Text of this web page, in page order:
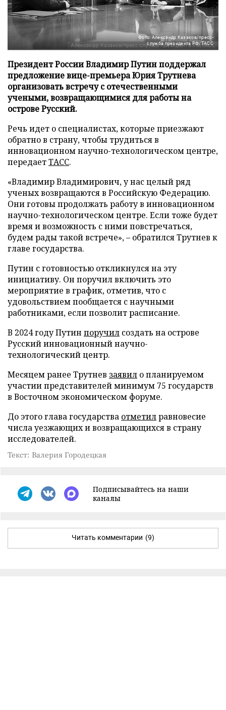
Фото: Александр Казаков/пресс-
служба президента РФ/ТАСС
Президент России Владимир Путин поддержал
предложение вице-премьера Юрия Трутнева
организовать встречу с отечественными
учеными, возвращающимися для работы на
острове Русский.
Речь идет о специалистах, которые приезжают
обратно в страну, чтобы трудиться в
инновационном научно-технологическом центре,
передаетТАСС.
«Владимир Владимирович, у нас целый ряд
ученых возвращаются в Российскую Федерацию.
Они готовы продолжать работу в инновационном
научно-технологическом центре. Если тоже будет
время и возможность с ними повстречаться,
будем рады такой встрече», – обратился Трутнев к
главе государства.
Путин с готовностью откликнулся на эту
инициативу. Он поручил включить это
мероприятие в график, отметив, что с
удовольствием пообщается с научными
работниками, если позволит расписание.
В 2024 году Путин поручил создать на острове
Русский инновационный научно-
технологический центр.
Месяцем ранее Трутнев заявил о планируемом
участии представителей минимум 75 государств
в Восточном экономическом форуме.
До этого глава государства отметилравновесие
числа уезжающих и возвращающихся в страну
исследователей.
Текст: Валерия Городецкая
Подписывайтесь на наши
каналы
Читать комментарии (9)